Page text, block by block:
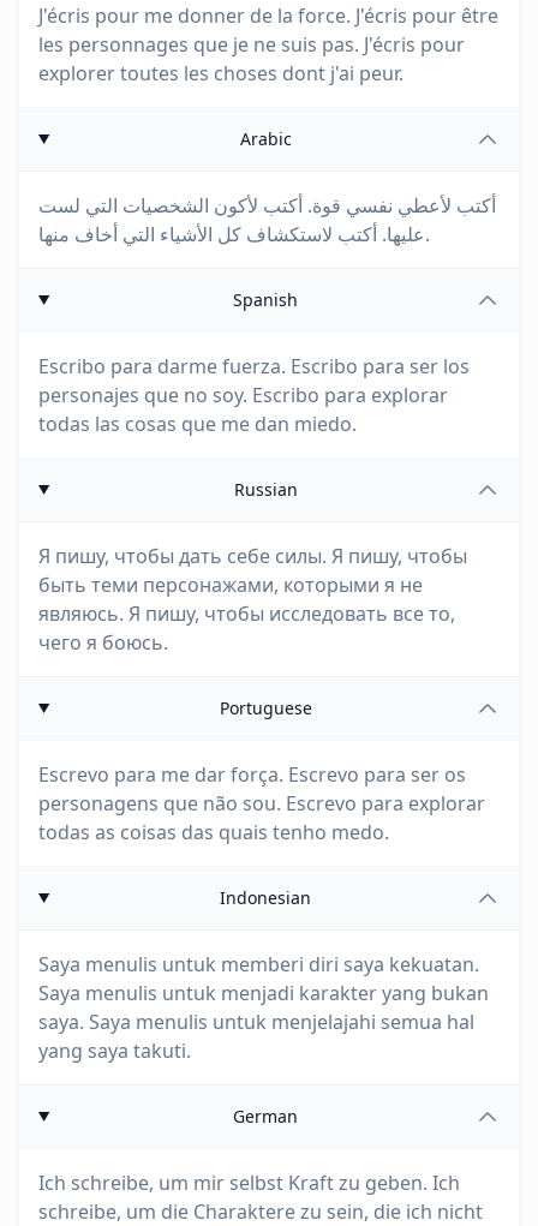
J'écris pour me donner de la force. J'écris pour être
les personnages que je ne suis pas. J'écris pour
explorer toutes les choses dont j'ai peur.
Arabic
أكتب لأعطي نفسي قوة. أكتب لأكون الشخصيات التي لست
عليها. أكتب لاستكشاف كل الأشياء التي أخاف منها.
Spanish
Escribo para darme fuerza. Escribo para ser los
personajes que no soy. Escribo para explorar
todas las cosas que me dan miedo.
Russian
Я пишу, чтобы дать себе силы. Я пишу, чтобы
быть теми персонажами, которыми я не
являюсь. Я пишу, чтобы исследовать все то,
чего я боюсь.
Portuguese
Escrevo para me dar força. Escrevo para ser os
personagens que não sou. Escrevo para explorar
todas as coisas das quais tenho medo.
Indonesian
Saya menulis untuk memberi diri saya kekuatan.
Saya menulis untuk menjadi karakter yang bukan
saya. Saya menulis untuk menjelajahi semua hal
yang saya takuti.
German
Ich schreibe, um mir selbst Kraft zu geben. Ich
schreibe, um die Charaktere zu sein, die ich nicht